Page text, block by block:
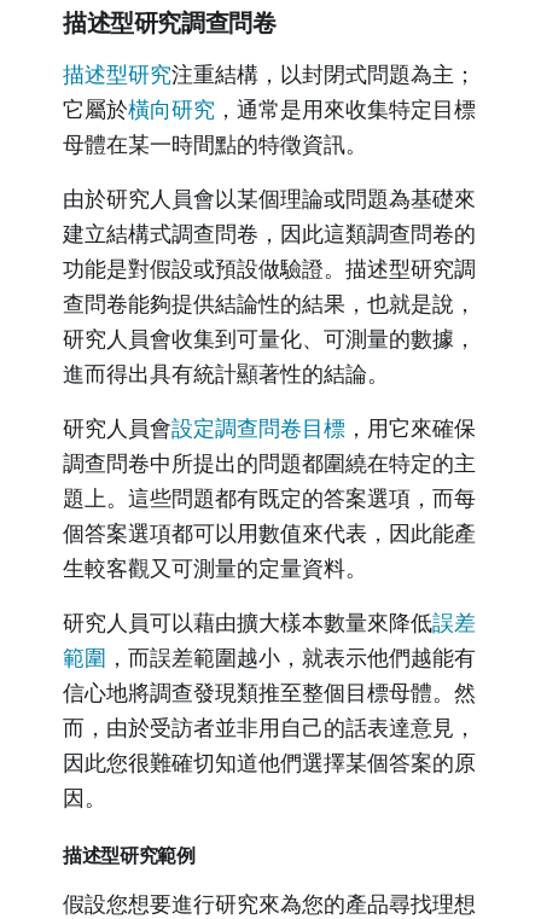
描述型研究調查問卷
描述型研究注重結構，以封閉式問題為主；
它屬於橫向研究 ，通常是用來收集特定目標
母體在某一時間點的特徵資訊。
由於研究人員會以某個理論或問題為基礎來
建立結構式調查問卷，因此這類調查問卷的
功能是對假設或預設做驗證。描述型研究調
查問卷能夠提供結論性的結果，也就是說，
研究人員會收集到可量化、可測量的數據，
進而得出具有統計顯著性的結論。
研究人員會設定調查問卷目標 ，用它來確保
調查問卷中所提出的問題都圍繞在特定的主
題上。這些問題都有既定的答案選項，而每
個答案選項都可以用數值來代表，因此能產
生較客觀又可測量的定量資料。
研究人員可以藉由擴大樣本數量來降低誤差
範圍 ，而誤差範圍越小，就表示他們越能有
信心地將調查發現類推至整個目標母體。然
而，由於受訪者並非用自己的話表達意見，
因此您很難確切知道他們選擇某個答案的原
因。
描述型研究範例
假設您想要進行研究來為您的產品尋找理想